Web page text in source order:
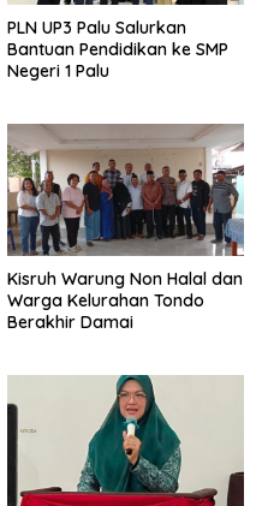
PLN UP3 Palu Salurkan
Bantuan Pendidikan ke SMP
Negeri 1 Palu
Kisruh Warung Non Halal dan
Warga Kelurahan Tondo
Berakhir Damai